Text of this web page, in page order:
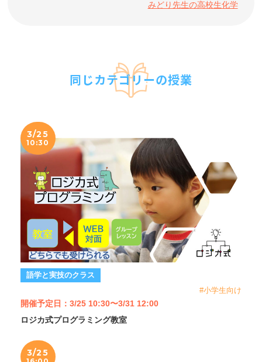
みどり先生の高校生化学
同じカテゴリーの授業
3/25
10:30
語学と実技のクラス
#小学生向け
開催予定日：3/25 10:30〜3/31 12:00
ロジカ式プログラミング教室
3/25